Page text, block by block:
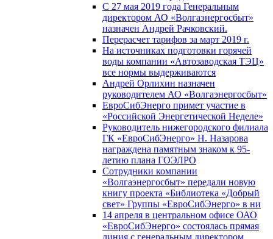
С 27 мая 2019 года Генеральным
директором АО «Волгаэнергосбыт»
назначен Андрей Рачковский.
Перерасчет тарифов за март 2019 г.
На источниках подготовки горячей
воды компании «Автозаводская ТЭЦ»
все нормы выдерживаются
Андрей Орлихин назначен
руководителем АО «Волгаэнергосбыт»
ЕвроСибЭнерго примет участие в
«Российской Энергетической Неделе»
Руководитель нижегородского филиала
ГК «ЕвроСибЭнерго» Н. Назарова
награждена памятным знаком к 95-
летию плана ГОЭЛРО
Сотрудники компании
«Волгаэнергосбыт» передали новую
книгу проекта «Библиотека «Добрый
свет» Группы «ЕвроСибЭнерго» в ни
14 апреля в центральном офисе ОАО
«ЕвроСибЭнерго» состоялась прямая